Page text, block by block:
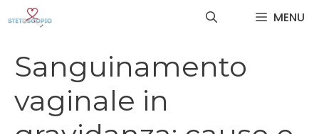
MENU
Sanguinamento
vaginale in